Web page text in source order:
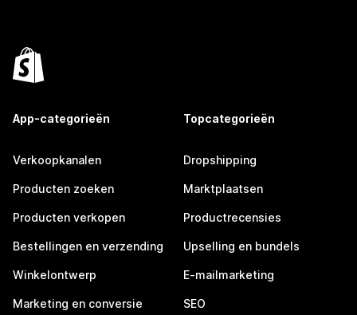
App-categorieën
Verkoopkanalen
Producten zoeken
Producten verkopen
Bestellingen en verzending
Winkelontwerp
Marketing en conversie
Topcategorieën
Dropshipping
Marktplaatsen
Productrecensies
Upselling en bundels
E-mailmarketing
SEO